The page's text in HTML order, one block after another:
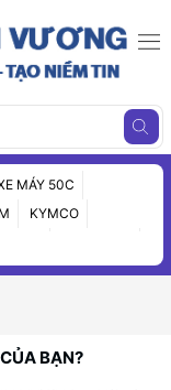
MÁY 50C
KYMCO
BẠN?